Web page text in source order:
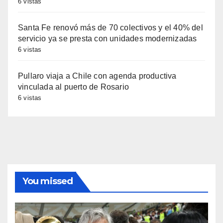
Santa Fe renovó más de 70 colectivos y el 40% del
servicio ya se presta con unidades modernizadas
6 vistas
Pullaro viaja a Chile con agenda productiva
vinculada al puerto de Rosario
6 vistas
You missed